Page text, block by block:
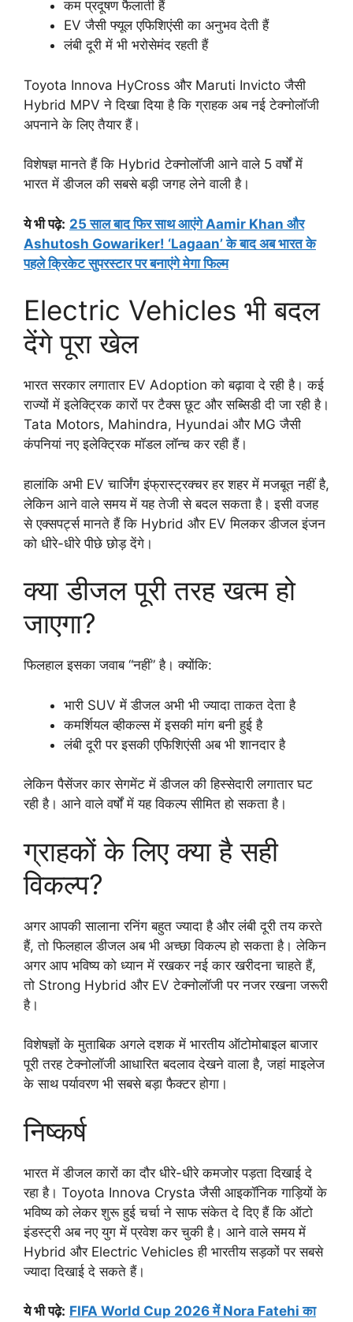
कम प्रदूषण फैलाती हैं
EV जैसी फ्यूल एफिशिएंसी का अनुभव देती हैं
लंबी दूरी में भी भरोसेमंद रहती हैं
Toyota Innova HyCross और Maruti Invicto जैसी
Hybrid MPV ने दिखा दिया है कि ग्राहक अब नई टेक्नोलॉजी
अपनाने के लिए तैयार हैं।
विशेषज्ञ मानते हैं कि Hybrid टेक्नोलॉजी आने वाले 5 वर्षों में
भारत में डीजल की सबसे बड़ी जगह लेने वाली है।
ये भी पढ़े: 25 साल बाद फिर साथ आएंगे Aamir Khan और
Ashutosh Gowariker! ‘Lagaan’ के बाद अब भारत के
पहले क्रिकेट सुपरस्टार पर बनाएंगे मेगा फिल्म
Electric Vehicles भी बदल
देंगे पूरा खेल
भारत सरकार लगातार EV Adoption को बढ़ावा दे रही है। कई
राज्यों में इलेक्ट्रिक कारों पर टैक्स छूट और सब्सिडी दी जा रही है।
Tata Motors, Mahindra, Hyundai और MG जैसी
कंपनियां नए इलेक्ट्रिक मॉडल लॉन्च कर रही हैं।
हालांकि अभी EV चार्जिंग इंफ्रास्ट्रक्चर हर शहर में मजबूत नहीं है,
लेकिन आने वाले समय में यह तेजी से बदल सकता है। इसी वजह
से एक्सपर्ट्स मानते हैं कि Hybrid और EV मिलकर डीजल इंजन
को धीरे-धीरे पीछे छोड़ देंगे।
क्या डीजल पूरी तरह खत्म हो
जाएगा?
फिलहाल इसका जवाब “नहीं” है। क्योंकि:
भारी SUV में डीजल अभी भी ज्यादा ताकत देता है
कमर्शियल व्हीकल्स में इसकी मांग बनी हुई है
लंबी दूरी पर इसकी एफिशिएंसी अब भी शानदार है
लेकिन पैसेंजर कार सेगमेंट में डीजल की हिस्सेदारी लगातार घट
रही है। आने वाले वर्षों में यह विकल्प सीमित हो सकता है।
ग्राहकों के लिए क्या है सही
विकल्प?
अगर आपकी सालाना रनिंग बहुत ज्यादा है और लंबी दूरी तय करते
हैं, तो फिलहाल डीजल अब भी अच्छा विकल्प हो सकता है। लेकिन
अगर आप भविष्य को ध्यान में रखकर नई कार खरीदना चाहते हैं,
तो Strong Hybrid और EV टेक्नोलॉजी पर नजर रखना जरूरी
है।
विशेषज्ञों के मुताबिक अगले दशक में भारतीय ऑटोमोबाइल बाजार
पूरी तरह टेक्नोलॉजी आधारित बदलाव देखने वाला है, जहां माइलेज
के साथ पर्यावरण भी सबसे बड़ा फैक्टर होगा।
निष्कर्ष
भारत में डीजल कारों का दौर धीरे-धीरे कमजोर पड़ता दिखाई दे
रहा है। Toyota Innova Crysta जैसी आइकॉनिक गाड़ियों के
भविष्य को लेकर शुरू हुई चर्चा ने साफ संकेत दे दिए हैं कि ऑटो
इंडस्ट्री अब नए युग में प्रवेश कर चुकी है। आने वाले समय में
Hybrid और Electric Vehicles ही भारतीय सड़कों पर सबसे
ज्यादा दिखाई दे सकते हैं।
ये भी पढ़े: FIFA World Cup 2026 में Nora Fatehi का